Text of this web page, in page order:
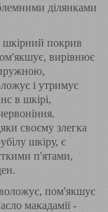
ділянками
шкірний покрив
вирівнює
пружною,
і утримує
в шкірі,
своєму злегка
шкіру, є
п'ятами,
пом'якшує
макадамії -